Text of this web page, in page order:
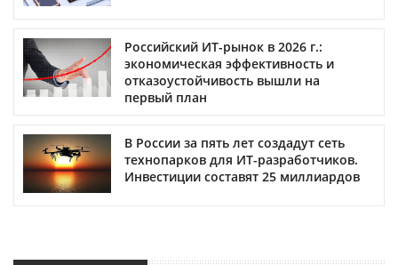
Российский ИТ-рынок в 2026 г.:
экономическая эффективность и
отказоустойчивость вышли на
первый план
В России за пять лет создадут сеть
технопарков для ИТ-разработчиков.
Инвестиции составят 25 миллиардов